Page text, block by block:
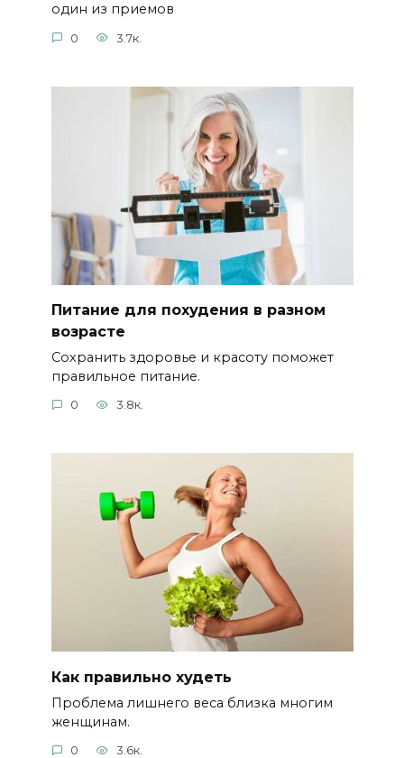
один из приемов
0 3.7к.
Питание для похудения в разном
возрасте
Сохранить здоровье и красоту поможет
правильное питание.
0 3.8к.
Как правильно худеть
Проблема лишнего веса близка многим
женщинам.
0 3.6к.